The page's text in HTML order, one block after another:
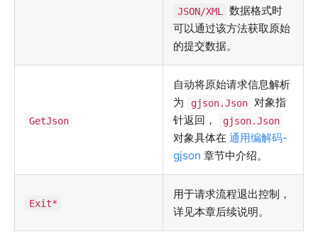
JSON/XML
数据格式时
可以通过该方法获取原始
的提交数据。
GetJson
自动将原始请求信息解析
为
gjson.Json
对象指
针返回，
gjson.Json
对象具体在通用编解码-
gjson 章节中介绍。
Exit*
用于请求流程退出控制，
详见本章后续说明。